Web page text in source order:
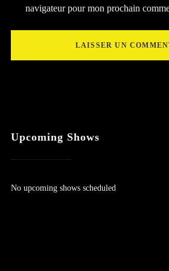
navigateur pour mon prochain
Upcoming Shows
No upcoming shows scheduled